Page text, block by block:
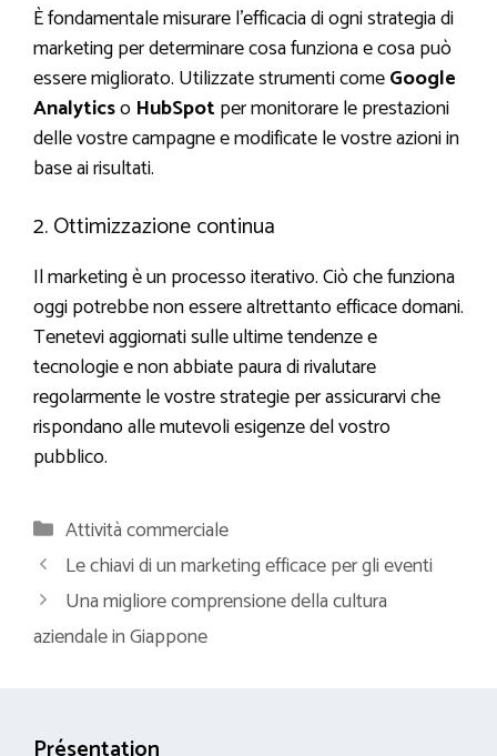
È fondamentale misurare l’efficacia di ogni strategia di
marketing per determinare cosa funziona e cosa può
essere migliorato. Utilizzate strumenti comeGoogle
Analyticso HubSpotper monitorare le prestazioni
delle vostre campagne e modificate le vostre azioni in
base ai risultati.
2. Ottimizzazione continua
Il marketing è un processo iterativo. Ciò che funziona
oggi potrebbe non essere altrettanto efficace domani.
Tenetevi aggiornati sulle ultime tendenze e
tecnologie e non abbiate paura di rivalutare
regolarmente le vostre strategie per assicurarvi che
rispondano alle mutevoli esigenze del vostro
pubblico.
Categorie
Attività commerciale
Le chiavi di un marketing efficace per gli eventi
Una migliore comprensione della cultura
aziendale in Giappone